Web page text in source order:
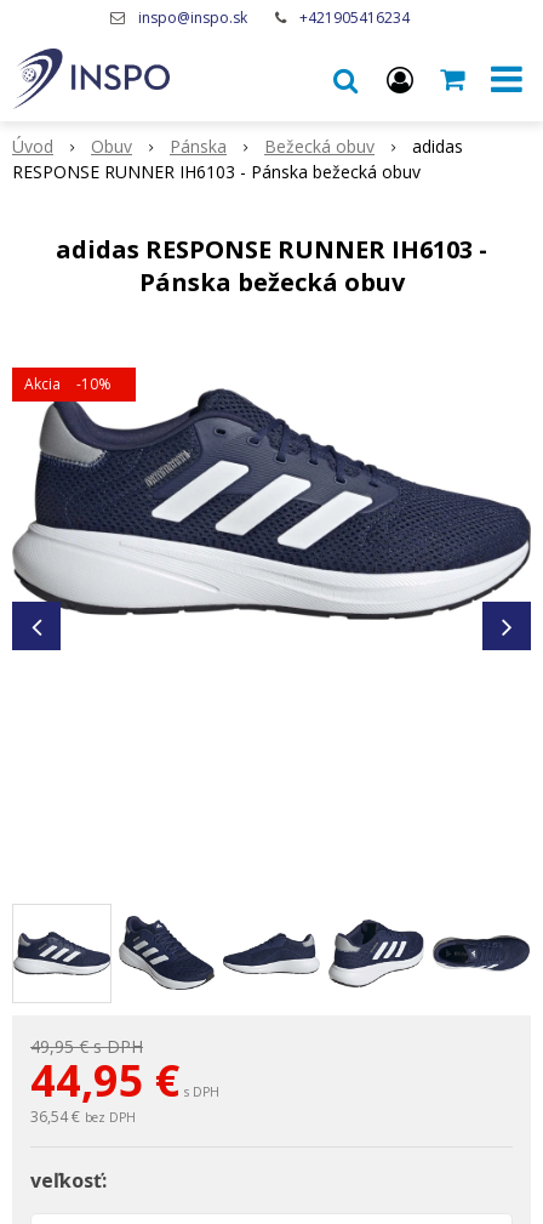
inspo@inspo.sk +421905416234
Úvod Obuv Pánska Bežecká obuv
adidas
RESPONSE RUNNER IH6103 - Pánska bežecká obuv
adidas RESPONSE RUNNER IH6103 -
Pánska bežecká obuv
Akcia -10%
49,95 €s DPH
44,95 € s DPH
36,54 € bez DPH
veľkosť: